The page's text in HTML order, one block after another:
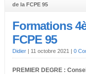
de la FCPE 95
Formations
FCPE 95
Didier| 11 octobre 2021 | 0
PREMIER DEGRE :